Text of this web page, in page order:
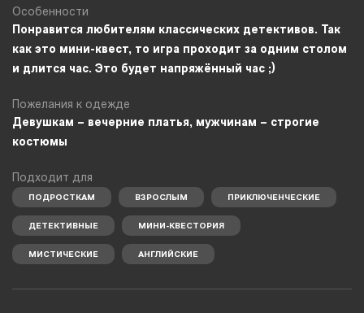
Особенности
Понравится любителям классических детективов. Так
как это мини-квест, то игра проходит за одним столом
и длится час. Это будет напряжённый час ;)
Пожелания к одежде
Девушкам – вечерние платья, мужчинам – строгие
костюмы
Подходит для
ПОДРОСТКАМ ВЗРОСЛЫМ ПРИКЛЮЧЕНЧЕСКИЕ
ДЕТЕКТИВНЫЕ МИНИ-КВЕСТОРИЯ
МИСТИЧЕСКИЕ АНГЛИЙСКИЕ